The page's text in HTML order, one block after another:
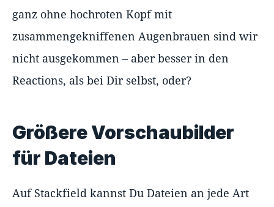
ganz ohne hochroten Kopf mit
zusammengekniffenen Augenbrauen sind wir
nicht ausgekommen – aber besser in den
Reactions, als bei Dir selbst, oder?
Größere Vorschaubilder
für Dateien
Auf Stackfield kannst Du Dateien an jede Art